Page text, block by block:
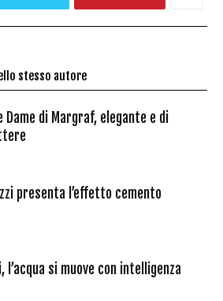
stesso autore
Dame di Margraf, elegante e di
presenta l’effetto cemento
l’acqua si muove con intelligenza